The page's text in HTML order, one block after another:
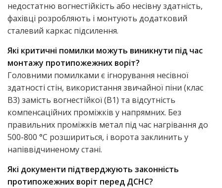
недостатню вогнестійкість або несівну здатність,
фахівці розробляють і монтують додатковий
сталевий каркас підсилення.
Які критичні помилки можуть виникнути під час
монтажу протипожежних воріт?
Головними помилками є ігнорування несівної
здатності стін, використання звичайної піни (клас
B3) замість вогнестійкої (B1) та відсутність
компенсаційних проміжків у напрямних. Без
правильних проміжків метал під час нагрівання до
500-800 °C розшириться, і ворота заклинить у
напіввідчиненому стані.
Які документи підтверджують законність
протипожежних воріт перед ДСНС?